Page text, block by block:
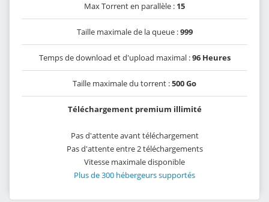
Max Torrent en parallèle : 15
Taille maximale de la queue :999
Temps de download et d'upload maximal :96 Heures
Taille maximale du torrent :500 Go
Téléchargement premium illimité
Pas d'attente avant téléchargement
Pas d'attente entre 2 téléchargements
Vitesse maximale disponible
Plus de 300 hébergeurs supportés